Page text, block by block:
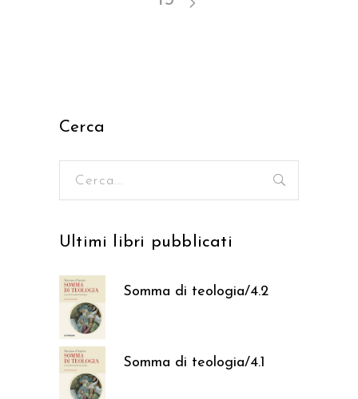
Cerca
Ultimi libri pubblicati
Somma di teologia/4.2
37,05€
Somma di teologia/4.1
37,05€